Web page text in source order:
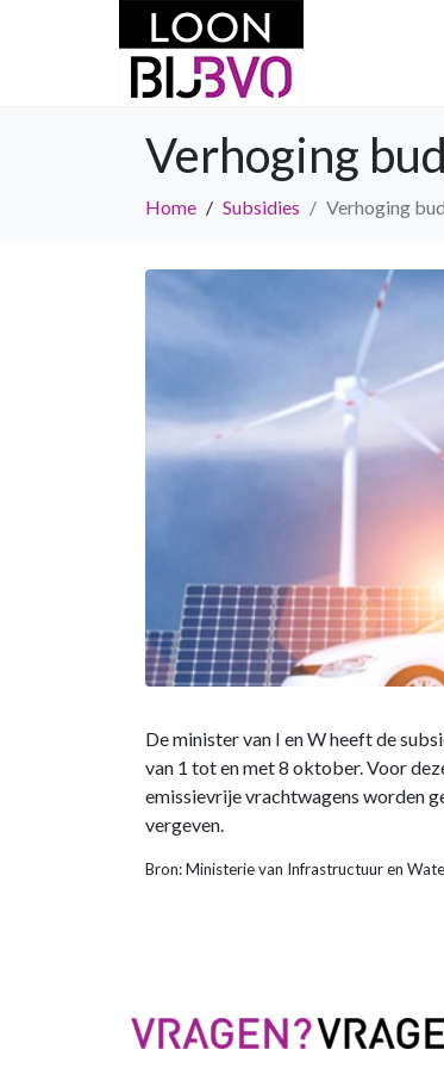
Verhoging
Home Subsidies Verhoging
De minister van I en W heeft de
van 1 tot en met 8 oktober. Voor
emissievrije vrachtwagens worden
vergeven.
Bron: Ministerie van Infrastructuur en